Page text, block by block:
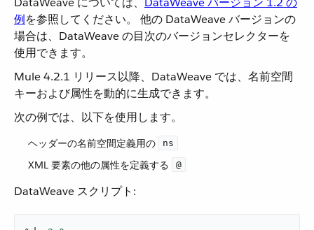
例​を参照してください。 他の DataWeave バージョンの
場合は、DataWeave の目次のバージョンセレクターを
使用できます。
Mule 4.2.1 リリース以降、DataWeave では、名前空間
キーおよび属性を動的に生成できます。
次の例では、以下を使用します。
ヘッダーの名前空間定義用の ​ ns
XML 要素の他の属性を定義する ​ @
DataWeave スクリプト: